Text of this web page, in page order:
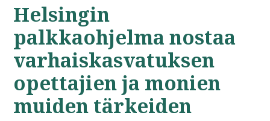
Helsingin
palkkaohjelma nostaa
varhaiskasvatuksen
opettajien ja monien
muiden tärkeiden